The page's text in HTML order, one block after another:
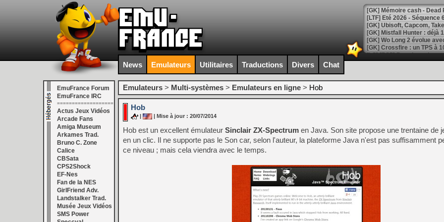
[LTF] Eté 2026 - Séquence
[GK] Mistfall Hunter : déjà
[GK] Wo Long 2 évolue
[GK] Crossfire : un TPS à
[LS] [PS5] Premiers
[Mo5] DOOM arrive en
[GK] Bethesda fête les 30
[GK] Roblox : l'action en
[GK] Agenda - GeForce
[LS] [PS5] ps5-y2jb-
[GK] Pourquoi Marvel
[GK] Test : Restory : Chill
[GK] GTA 6 : Rockstar
[GK] Hot Wheels Infinite
[GK] Mémoire cash -
News Emulateurs Utilitaires Traductions Divers Chat
EmuFrance Forum
EmuFrance IRC
===================
Actus Jeux Vidéos
Arcade Fans
Amiga Museum
Arkames Trad.
Bruno C. Zone
Calice
CBSata
CPS2Shock
EF-Nes
Fan de la NES
GirlFriend Adv.
Landstalker Trad.
Musée Jeux Vidéos
SMS Power
Emulateurs > Multi-systèmes > Emulateurs en ligne > Hob
Hob
| | Mise à jour : 20/07/2014
Hob est un excellent émulateur Sinclair ZX-Spectrum en Java. Son site propose une trentaine de
en un clic. Il ne supporte pas le Son car, selon l'auteur, la plateforme Java n'est pas suffisamment
ce niveau ; mais cela viendra avec le temps.